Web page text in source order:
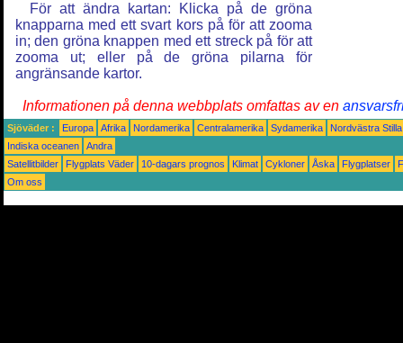
För att ändra kartan: Klicka på de gröna
knapparna med ett svart kors på för att zooma
in; den gröna knappen med ett streck på för att
zooma ut; eller på de gröna pilarna för
angränsande kartor.
Informationen på denna webbplats omfattas av en
Sjöväder : Europa Afrika Nordamerika Centralamerika Sydamerika
Nordvästra
Indiska oceanen
Andra
Satellitbilder
Flygplats Väder 10-dagars prognos Klimat Cykloner Åska Flygplatser
Om oss